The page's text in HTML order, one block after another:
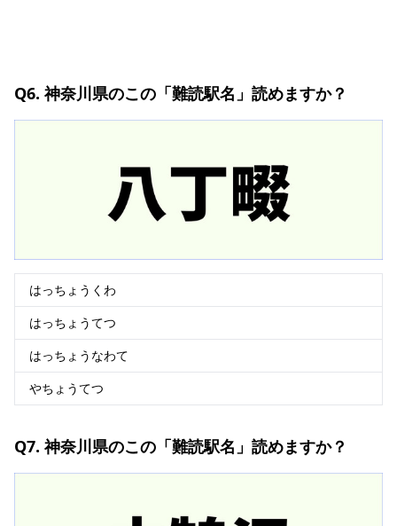
Q6. 神奈川県のこの「難読駅名」読めますか？
はっちょうくわ
はっちょうてつ
はっちょうなわて
やちょうてつ
Q7. 神奈川県のこの「難読駅名」読めますか？